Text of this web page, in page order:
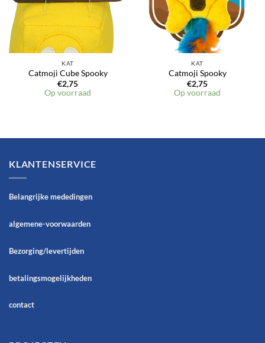
KAT
Catmoji Cube Spooky
€2,75
Op voorraad
KAT
Catmoji Spooky
€2,75
Op voorraad
KLANTENSERVICE
Belangrijke mededingen
algemene-voorwaarden
Bezorging/levertijden
betalingsmogelijkheden
contact